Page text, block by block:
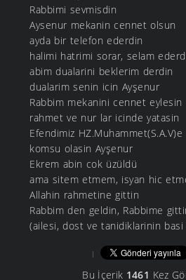
Rabbimi sevmisdin
Aysenur mekanin cennet olsun
ayda bir telefon ederdin
halimi hatrimi sorar, selam
abim dualarini beklerim derdin
dualarim senin icin Ayşenur
Rabbim mekanini cennet eylesin
rahmet ve nur lar icinde yatasin
Efendimiz HZ.Muhammet(S.A.V)e
komsu olasin Ayşenur
Ekrem abin cok üzüldü
ama sitem etmem, isyan hic
Allahin rahmetine gittin
Rabbim den geldin, Rabbime
(ailesi, dost ve tanidiklarinin basi
Bu İçerik 1461 Kez